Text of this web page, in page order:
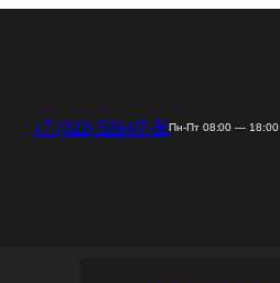
+7 (922) 528-07-56Пн-Пт 08:00 — 18:00